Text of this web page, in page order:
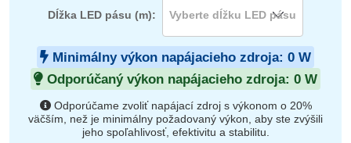
Dĺžka LED pásu (m):
Minimálny výkon napájacieho zdroja: 0 W
Odporúčaný výkon napájacieho zdroja: 0 W
Odporúčame zvoliť napájací zdroj s výkonom o 20%
väčším, než je minimálny požadovaný výkon, aby ste zvýšili
jeho spoľahlivosť, efektivitu a stabilitu.